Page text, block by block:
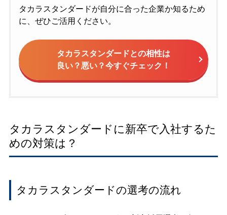
タカラスタンダードが自分に合った企業か知るため
に、ぜひご活用ください。
タカラスタンダードとの相性は
良い？悪い？今すぐチェック！
タカラスタンダードに新卒で入社するた
めの対策は？
タカラスタンダードの選考の流れ